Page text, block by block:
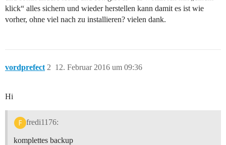
klick“ alles sichern und wieder herstellen kann damit es ist wie
vorher, ohne viel nach zu installieren? vielen dank.
vordprefect 12. Februar 2016 um 09:36
2
Hi
fredi1176:
komplettes backup